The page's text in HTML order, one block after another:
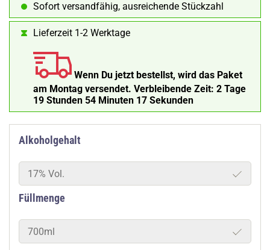
Sofort versandfähig, ausreichende Stückzahl
Lieferzeit 1-2 Werktage
Wenn Du jetzt bestellst, wird das Paket
am Montag versendet. Verbleibende Zeit: 2 Tage
19 Stunden 54 Minuten 16 Sekunden
Alkoholgehalt
17% Vol.
Füllmenge
700ml